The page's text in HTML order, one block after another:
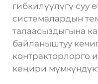
гибкилүүлүгү суу
системалардын
талаасыздыгына
байланыштуу
контракторлорго
кеңири